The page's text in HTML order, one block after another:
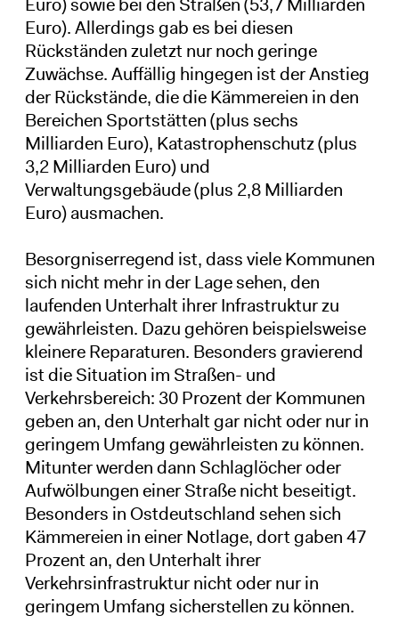
Euro) sowie bei den Straßen (53,7 Milliarden
Euro). Allerdings gab es bei diesen
Rückständen zuletzt nur noch geringe
Zuwächse. Auffällig hingegen ist der Anstieg
der Rückstände, die die Kämmereien in den
Bereichen Sportstätten (plus sechs
Milliarden Euro), Katastrophenschutz (plus
3,2 Milliarden Euro) und
Verwaltungsgebäude (plus 2,8 Milliarden
Euro) ausmachen.
Besorgniserregend ist, dass viele Kommunen
sich nicht mehr in der Lage sehen, den
laufenden Unterhalt ihrer Infrastruktur zu
gewährleisten. Dazu gehören beispielsweise
kleinere Reparaturen. Besonders gravierend
ist die Situation im Straßen- und
Verkehrsbereich: 30 Prozent der Kommunen
geben an, den Unterhalt gar nicht oder nur in
geringem Umfang gewährleisten zu können.
Mitunter werden dann Schlaglöcher oder
Aufwölbungen einer Straße nicht beseitigt.
Besonders in Ostdeutschland sehen sich
Kämmereien in einer Notlage, dort gaben 47
Prozent an, den Unterhalt ihrer
Verkehrsinfrastruktur nicht oder nur in
geringem Umfang sicherstellen zu können.